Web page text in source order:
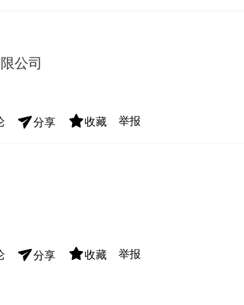
公司
分享 收藏 举报
分享 收藏 举报